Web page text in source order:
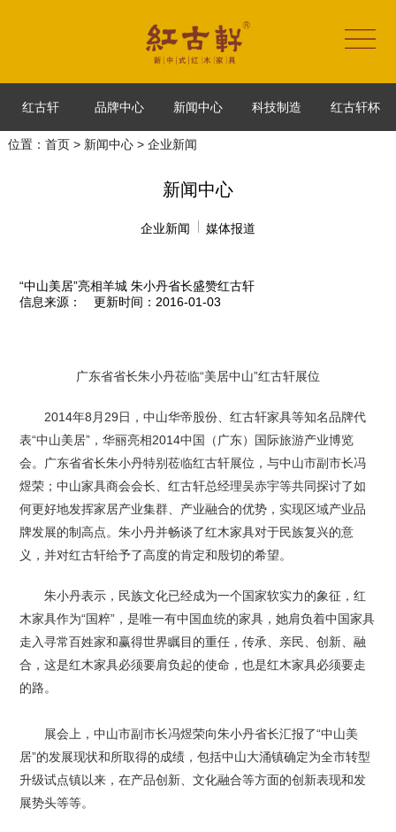
红古轩 品牌中心 新闻中心 科技制造 红古轩杯
位置： 首页> 新闻中心> 企业新闻
新闻中心
企业新闻 媒体报道
“中山美居”亮相羊城 朱小丹省长盛赞红古轩
信息来源：
更新时间：2016-01-03
广东省省长朱小丹莅临“美居中山”红古轩展位
2014年8月29日，中山华帝股份、红古轩家具等知名品牌代
表“中山美居”，华丽亮相2014中国（广东）国际旅游产业博览
会。广东省省长朱小丹特别莅临红古轩展位，与中山市副市长冯
煜荣；中山家具商会会长、红古轩总经理吴赤宇等共同探讨了如
何更好地发挥家居产业集群、产业融合的优势，实现区域产业品
牌发展的制高点。朱小丹并畅谈了红木家具对于民族复兴的意
义，并对红古轩给予了高度的肯定和殷切的希望。
朱小丹表示，民族文化已经成为一个国家软实力的象征，红
木家具作为“国粹”，是唯一有中国血统的家具，她肩负着中国家具
走入寻常百姓家和赢得世界瞩目的重任，传承、亲民、创新、融
合，这是红木家具必须要肩负起的使命，也是红木家具必须要走
的路。
展会上，中山市副市长冯煜荣向朱小丹省长汇报了“中山美
居”的发展现状和所取得的成绩，包括中山大涌镇确定为全市转型
升级试点镇以来，在产品创新、文化融合等方面的创新表现和发
展势头等等。